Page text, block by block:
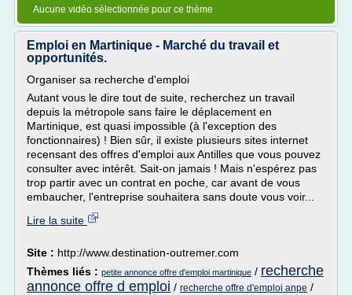
Aucune vidéo sélectionnée pour ce thème
Emploi en Martinique - Marché du travail et
opportunités.
Organiser sa recherche d'emploi
Autant vous le dire tout de suite, recherchez un travail
depuis la métropole sans faire le déplacement en
Martinique, est quasi impossible (à l'exception des
fonctionnaires) ! Bien sûr, il existe plusieurs sites internet
recensant des offres d'emploi aux Antilles que vous pouvez
consulter avec intérêt. Sait-on jamais ! Mais n'espérez pas
trop partir avec un contrat en poche, car avant de vous
embaucher, l'entreprise souhaitera sans doute vous voir...
Lire la suite
Site : http://www.destination-outremer.com
Thèmes liés : petite annonce offre d'emploi martinique / recherche
annonce offre d emploi / recherche offre d'emploi anpe /